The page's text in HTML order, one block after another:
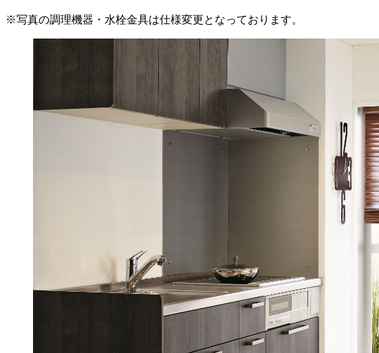
※写真の調理機器・水栓金具は仕様変更となっております。